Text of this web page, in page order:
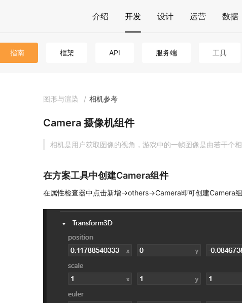
介绍 开发 设计 运营 数据
指南 框架 API 服务端 工具
图形与渲染 / 相机参考
Camera 摄像机组件
相机是用户获取图像的视角，游戏中的一帧图像是由若干个相
在方案工具中创建Camera组件
在属性检查器中点击新增->others->Camera即可创建Camera组